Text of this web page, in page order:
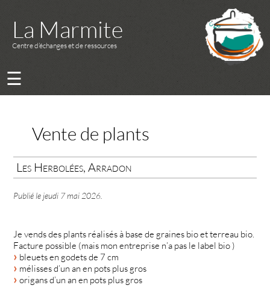
La Marmite
Centre d’échanges et de ressources
☰
Vente de plants
Les Herbolées, Arradon
Publié le jeudi 7 mai 2026
Je vends des plants réalisés à base de graines bio et terreau bio.
Facture possible (mais mon entreprise n’a pas le label bio )
bleuets en godets de 7 cm
mélisses d’un an en pots plus gros
origans d’un an en pots plus gros